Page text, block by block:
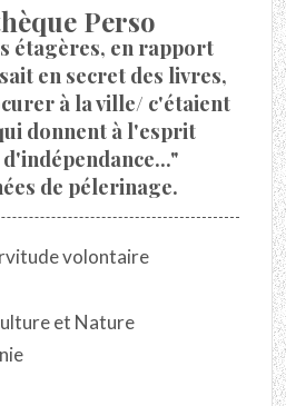
Perso
étagères, en rapport
en secret des livres,
à la ville/ c'étaient
donnent à l'esprit
de pélerinage.
volontaire
et Nature